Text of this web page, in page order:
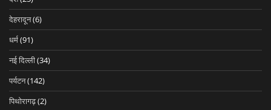
देहरादून(6)
धर्म(91)
नई दिल्ली(34)
पर्यटन(142)
पिथोरागढ़(2)